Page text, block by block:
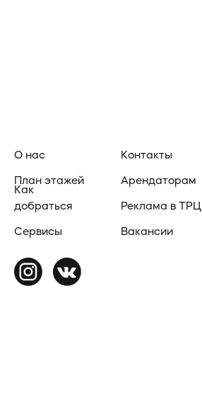
О нас
План этажей
Как
добраться
Арендаторам
Контакты
Реклама в ТРЦ
Сервисы Вакансии